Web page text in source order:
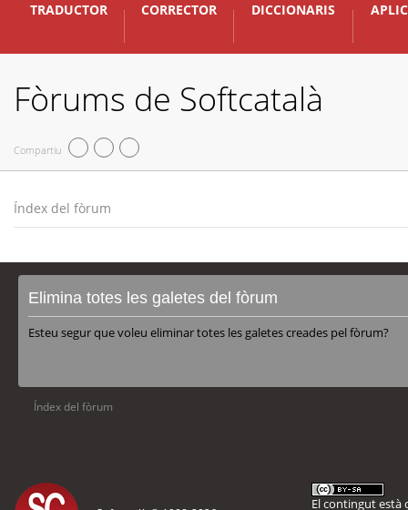
TRADUCTOR CORRECTOR DICCIONARIS
Fòrums de Softcatalà
Compartiu
Índex del fòrum
Elimina totes les galetes del fòrum
Esteu segur que voleu eliminar totes les galetes creades pel fòrum?
Índex del fòrum
El contingut està